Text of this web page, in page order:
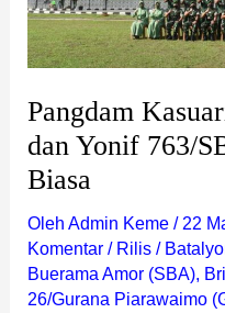
Pangdam
dan Yonif 763/
Biasa
Oleh Admin Keme / 22
Komentar / Rilis/
Buerama Amor (SBA),
26/Gurana Piarawaimo
Satuan
yang
Luar
Biasa